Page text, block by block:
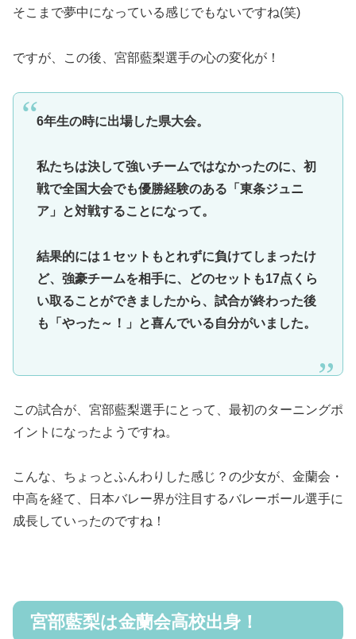
そこまで夢中になっている感じでもないですね(笑)
ですが、この後、宮部藍梨選手の心の変化が！
6年生の時に出場した県大会。
私たちは決して強いチームではなかったのに、初
戦で全国大会でも優勝経験のある「東条ジュニ
ア」と対戦することになって。
結果的には１セットもとれずに負けてしまったけ
ど、強豪チームを相手に、どのセットも17点くら
い取ることができましたから、試合が終わった後
も「やった～！」と喜んでいる自分がいました。
この試合が、宮部藍梨選手にとって、最初のターニングポ
イントになったようですね。
こんな、ちょっとふんわりした感じ？の少女が、金蘭会・
中高を経て、日本バレー界が注目するバレーボール選手に
成長していったのですね！
宮部藍梨は金蘭会高校出身！